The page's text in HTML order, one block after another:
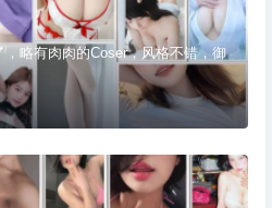
略有肉肉的Coser，风格不错，御